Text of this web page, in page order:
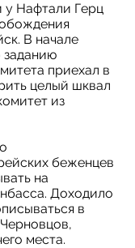
у Нафтали Герц
В начале
заданию
приехал в
целый шквал
из
беженцев
на
Доходило
в
места.